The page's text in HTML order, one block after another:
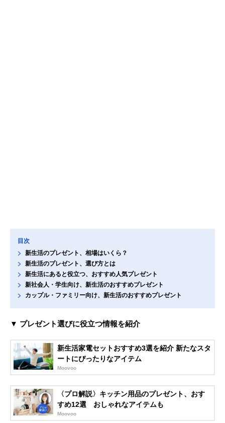
目次
新生活のプレゼント、相場はいくら？
新生活のプレゼント、選び方とは
新生活にあると役立つ、おすすめ人気プレゼント
新社会人・学生向け、新生活のおすすめプレゼント
カップル・ファミリー向け、新生活のおすすめプレゼント
▼ プレゼント選びに役立つ情報を紹介
新生活家電セットおすすめ3選を紹介 新たなスタ
ートにぴったりなアイテム
Moovoo
〈プロ解説〉キッチン用品のプレゼント、おす
すめ12選 おしゃれなアイテムも
Moovoo